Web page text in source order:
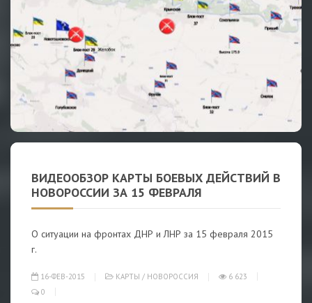
ВИДЕООБЗОР КАРТЫ БОЕВЫХ ДЕЙСТВИЙ В
НОВОРОССИИ ЗА 15 ФЕВРАЛЯ
О ситуации на фронтах ДНР и ЛНР за 15 февраля 2015
г.
16-ФЕВ-2015 КАРТЫ / НОВОРОССИЯ
6 623
0